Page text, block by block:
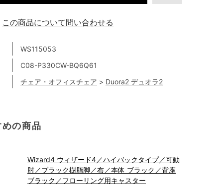
WS115053
C08-P330CW-BQ6Q61
チェア・オフィスチェア > Duora2 デュオラ2
の商品
Wizard4 ウィザード4／ハイバックタイプ／可動
肘／ブラック樹脂脚／布／本体 ブラック／背座
ブラック／フローリング用キャスター
この商品について問い合わせる